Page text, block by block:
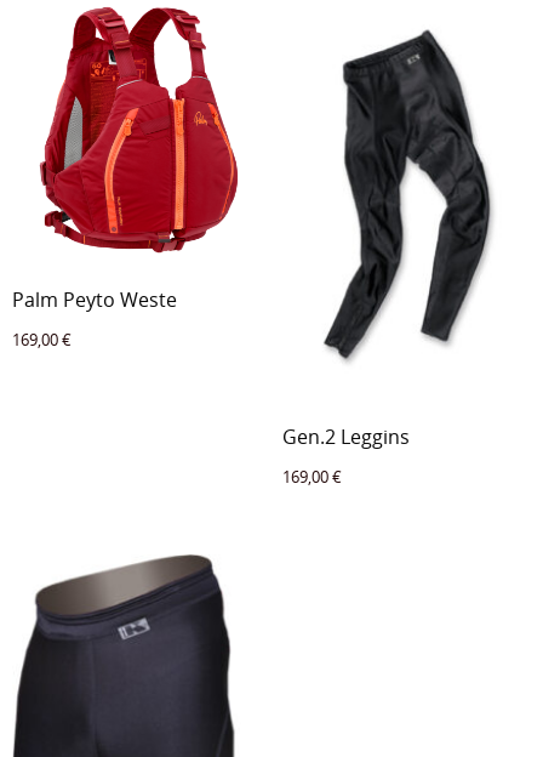
Palm Peyto Weste
169,00€
Gen.2 Leggins
169,00€